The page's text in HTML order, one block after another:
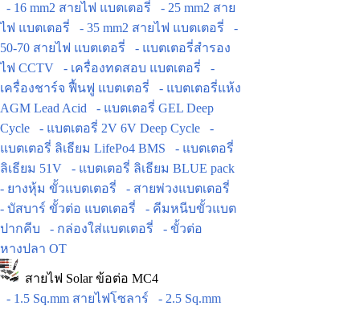
- 16 mm2 สายไฟ แบตเตอรี่
- 25 mm2 สาย
ไฟ แบตเตอรี่
- 35 mm2 สายไฟ แบตเตอรี่
-
50-70 สายไฟ แบตเตอรี่
- แบตเตอรี่สำรอง
ไฟ CCTV
- เครื่องทดสอบ แบตเตอรี่
-
เครื่องชาร์จ ฟื้นฟู แบตเตอรี่
- แบตเตอรี่แห้ง
AGM Lead Acid
- แบตเตอรี่ GEL Deep
Cycle
- แบตเตอรี่ 2V 6V Deep Cycle
-
แบตเตอรี่ ลิเธียม LifePo4 BMS
- แบตเตอรี่
ลิเธียม 51V
- แบตเตอรี่ ลิเธียม BLUE pack
- ยางหุ้ม ขั้วแบตเตอรี่
- สายพ่วงแบตเตอรี่
- บัสบาร์ ขั้วต่อ แบตเตอรี่
- คีมหนีบขั้วแบต
ปากคีบ
- กล่องใส่แบตเตอรี่
- ขั้วต่อ
หางปลา OT
สายไฟ Solar ข้อต่อ MC4
- 1.5 Sq.mm สายไฟโซลาร์
- 2.5 Sq.mm